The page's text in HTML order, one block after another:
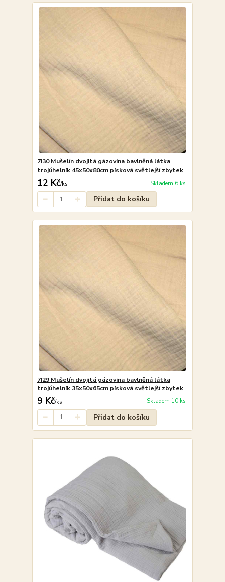
7I30 Mušelín dvojitá gázovina bavlněná látka
trojúhelník 45x50x80cm písková světlejší zbytek
12 Kč/ks Skladem 6 ks
Přidat do košíku
7I29 Mušelín dvojitá gázovina bavlněná látka
trojúhelník 35x50x65cm písková světlejší zbytek
9 Kč/ks Skladem 10 ks
Přidat do košíku